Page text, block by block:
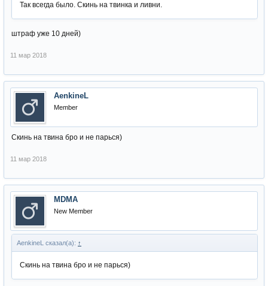
Так всегда было. Скинь на твинка и ливни.
штраф уже 10 дней)
11 мар 2018
AenkineL
Member
Скинь на твина бро и не парься)
11 мар 2018
MDMA
New Member
AenkineL сказал(а): ↑
Скинь на твина бро и не парься)